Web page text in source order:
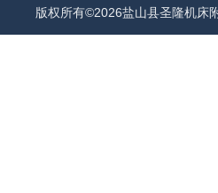
版权所有©2026盐山县圣隆机